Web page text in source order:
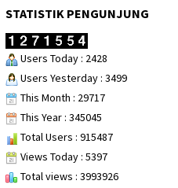
STATISTIK PENGUNJUNG
Users Today : 2428
Users Yesterday : 3499
This Month : 29717
This Year : 345045
Total Users : 915487
Views Today : 5397
Total views : 3993926